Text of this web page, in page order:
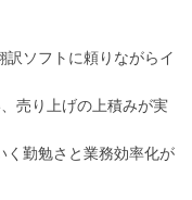
ソフトに頼りながらイ
売り上げの上積みが実
く勤勉さと業務効率化が